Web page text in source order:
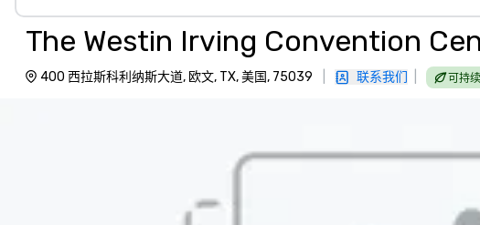
The Westin Irving Convention
400 西拉斯科利纳斯大道, 欧文, TX, 美国, 75039 联系我们 可持